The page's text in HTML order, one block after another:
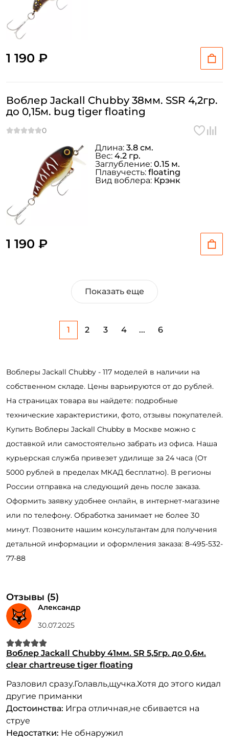
1 190 ₽
Воблер Jackall Chubby 38мм. SSR 4,2гр.
до 0,15м. bug tiger floating
1 190 ₽
Длина: 3.8 см.
Вес: 4.2 гр.
Заглубление: 0.15 м.
Плавучесть: floating
Вид воблера: Крэнк
Показать еще
1 2 3 4 ... 6
Воблеры Jackall Chubby - 117 моделей в наличии на
собственном складе. Цены варьируются от до рублей.
На страницах товара вы найдете: подробные
технические характеристики, фото, отзывы покупателей.
Купить Воблеры Jackall Chubby в Москве можно с
доставкой или самостоятельно забрать из офиса. Наша
курьерская служба привезет удилище за 24 часа (От
5000 рублей в пределах МКАД бесплатно). В регионы
России отправка на следующий день после заказа.
Оформить заявку удобнее онлайн, в интернет-магазине
или по телефону. Обработка занимает не более 30
минут. Позвоните нашим консультантам для получения
детальной информации и оформления заказа: 8-495-532-
77-88
Отзывы (5)
Александр
30.07.2025
Воблер Jackall Chubby 41мм. SR 5,5гр. до 0,6м.
clear chartreuse tiger floating
Разловил сразу.Голавль,щучка.Хотя до этого кидал
другие приманки
Достоинства: Игра отличная,не сбивается на
струе
Недостатки: Не обнаружил